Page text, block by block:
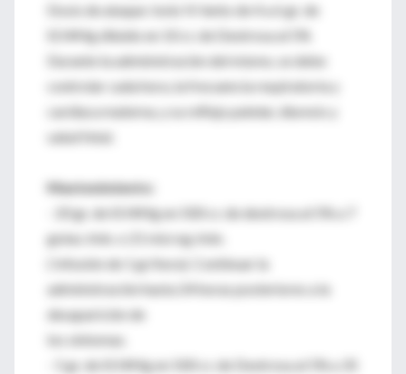
Dosis de ataque: bolo IV lento de 4 a 6 gr. de
SO4Mg diluido en 10 cc de Dextrosa al 5%
Durante la administración del mismo, se debe
controlar cada hora, la frecuencia respiratoria y
cardíaca materna, y su reflejo patelar, diuresis y
salud fetal.
Mantenimiento:
- 20 gr. de SO4Mg en 500 cc de dextrosa al 5% a 7
gotas /min. o 21 microg /min.
( Infusión de 1 gr/hora). Continuar la
administración hasta 24 horas posteriores a la
desaparición de
los síntomas.
- 5 gr. de SO4Mg en 500 cc de Dextrosa al 5% a 35